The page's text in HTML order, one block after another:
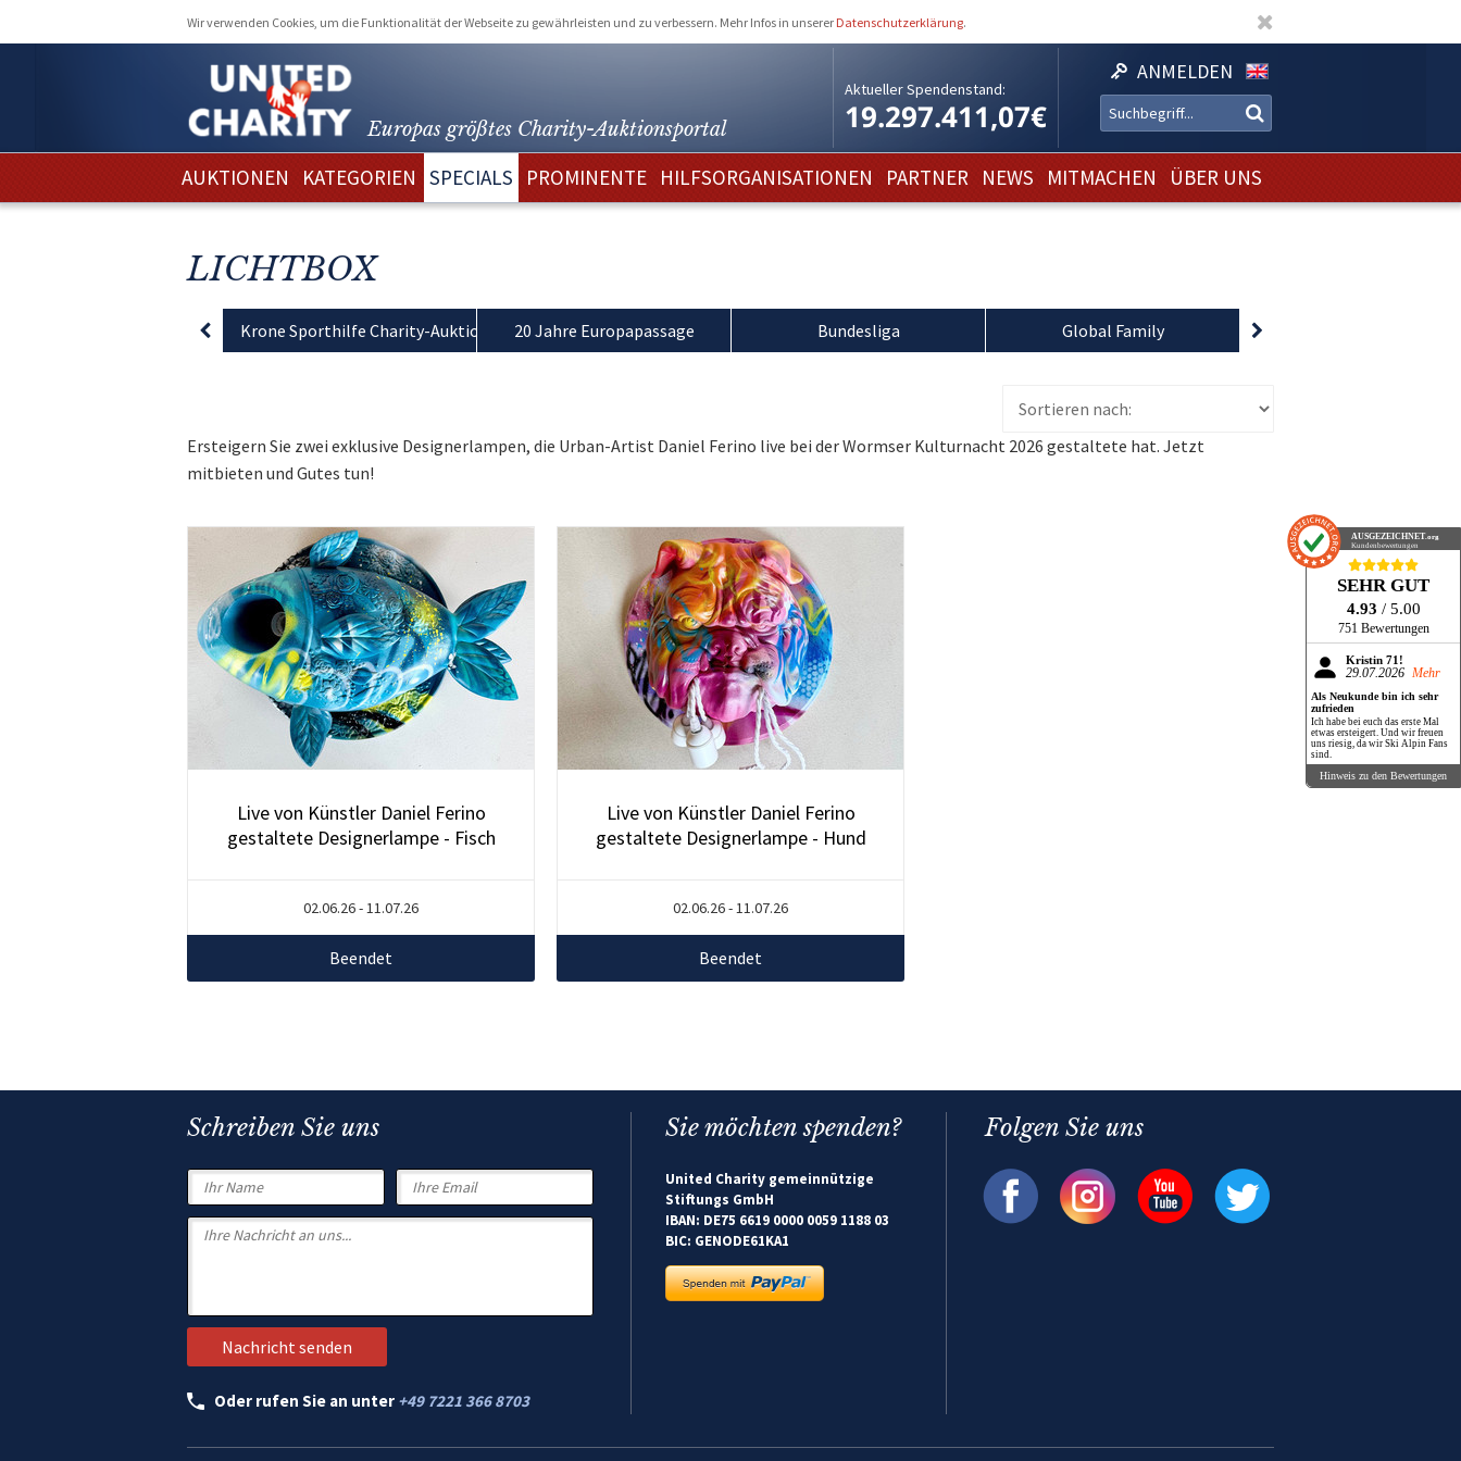
Wir verwenden Cookies, um die Funktionalität der Webseite zu gewährleisten und zu verbessern. Mehr Infos in unserer Datenschutzerklärung.
Europas größtes Charity-Auktionsportal
Aktueller Spendenstand:
19.297.411,07€
ANMELDEN
AUKTIONEN KATEGORIEN SPECIALS PROMINENTE HILFSORGANISATIONEN PARTNER NEWS MITMACHEN ÜBER UNS
LICHTBOX
Krone Sporthilfe Charity-Auktion 20 Jahre Europapassage Bundesliga Global Family
Ersteigern Sie zwei exklusive Designerlampen, die Urban-Artist Daniel Ferino live bei der Wormser Kulturnacht 2026 gestaltete hat. Jetzt
mitbieten und Gutes tun!
Live von Künstler Daniel Ferino
gestaltete Designerlampe - Fisch
02.06.26 - 11.07.26
Beendet
Live von Künstler Daniel Ferino
gestaltete Designerlampe - Hund
02.06.26 - 11.07.26
Beendet
Schreiben Sie uns
Oder rufen Sie an unter +49 7221 366 8703
Sie möchten spenden?
United Charity gemeinnützige
Stiftungs GmbH
IBAN: DE75 6619 0000 0059 1188 03
BIC: GENODE61KA1
Folgen Sie uns
AUSGEZEICHNET.org
Kundenbewertungen
SEHR GUT
4.93 / 5.00
751 Bewertungen
Kristin 71!
29.07.2026 Mehr
Als Neukunde bin ich sehr
zufrieden
Ich habe bei euch das erste Mal
etwas ersteigert. Und wir freuen
uns riesig, da wir Ski Alpin Fans
sind.
Hinweis zu den Bewertungen